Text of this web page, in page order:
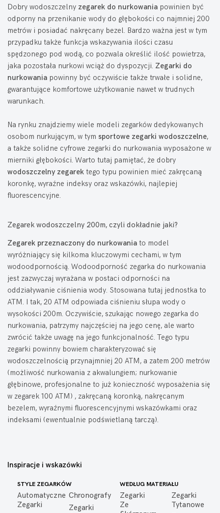
Dobry wodoszczelny zegarek do nurkowania powinien być
odporny na przenikanie wody do głębokości co najmniej 200
metrów i posiadać nakręcany bezel. Bardzo ważna jest w tym
przypadku także funkcja wskazywania ilości czasu
spędzonego pod wodą, co pozwala określić ilość powietrza,
jaka pozostała nurkowi wciąż do dyspozycji. Zegarki do
nurkowania powinny być oczywiście także trwałe i solidne,
gwarantujące komfortowe użytkowanie nawet w trudnych
warunkach.
Na rynku znajdziemy wiele modeli zegarków dedykowanych
osobom nurkującym, w tym sportowe zegarki wodoszczelne,
a także solidne cyfrowe zegarki do nurkowania wyposażone w
mierniki głębokości. Warto tutaj pamiętać, że dobry
wodoszczelny zegarek tego typu powinien mieć zakręcaną
koronkę, wyraźne indeksy oraz wskazówki, najlepiej
fluorescencyjne.
Zegarek wodoszczelny 200m, czyli dokładnie jaki?
Zegarek przeznaczony do nurkowania to model
wyróżniający się kilkoma kluczowymi cechami, w tym
wodoodpornością. Wodoodporność zegarka do nurkowania
jest zazwyczaj wyrażana w postaci odporności na
oddziaływanie ciśnienia wody. Stosowana tutaj jednostka to
ATM. I tak, 20 ATM odpowiada ciśnieniu słupa wody o
wysokości 200m. Oczywiście, szukając nowego zegarka do
nurkowania, patrzymy najczęściej na jego cenę, ale warto
zwrócić także uwagę na jego funkcjonalność. Tego typu
zegarki powinny bowiem charakteryzować się
wodoszczelnością przynajmniej 20 ATM, a zatem 200 metrów
(możliwość nurkowania z akwalungiem; nurkowanie
głębinowe, profesjonalne to już konieczność wyposażenia się
w zegarek 100 ATM) , zakręcaną koronką, nakręcanym
bezelem, wyraźnymi fluorescencyjnymi wskazówkami oraz
indeksami (ewentualnie podświetlaną tarczą).
Inspiracje i wskazówki
STYLE ZEGARKÓW
Automatyczne
Zegarki
Chronografy
Zegarki
WEDŁUG MATERIAŁU
Zegarki
Ze
Zegarki
Tytanowe